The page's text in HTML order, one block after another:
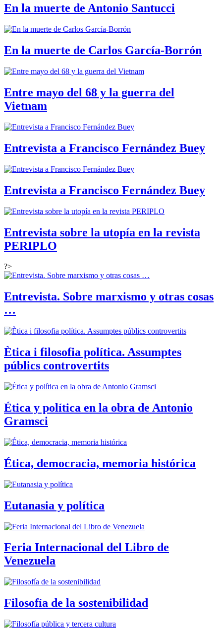
En la muerte de Antonio Santucci
En la muerte de Carlos García-Borrón
Entre mayo del 68 y la guerra del
Vietnam
Entrevista a Francisco Fernández Buey
Entrevista a Francisco Fernández Buey
Entrevista sobre la utopía en la revista
PERIPLO
?>
Entrevista. Sobre marxismo y otras cosas
…
Ètica i filosofia política. Assumptes
públics controvertits
Ética y política en la obra de Antonio
Gramsci
Ética, democracia, memoria histórica
Eutanasia y política
Feria Internacional del Libro de
Venezuela
Filosofía de la sostenibilidad